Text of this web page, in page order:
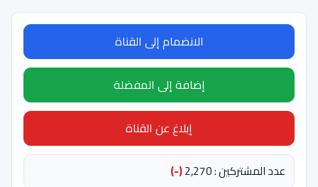
الانضمام إلى القناة
إضافة إلى المفضلة
إبلاغ عن القناة
عدد المشتركين : 2,270
(-)